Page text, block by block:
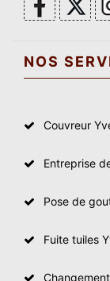
NOS
Couvreur
Entreprise
Pose de
Fuite tuiles